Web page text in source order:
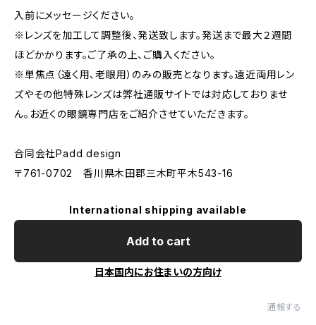
入前にメッセージください。
※レンズを加工して調整後、発送致します。発送まで最大２週間
ほどかかります。ご了承の上、ご購入ください。
※単焦点（遠く用、老眼用）のみの販売となります。遠近両用レン
ズやその他特殊レンズは弊社通販サイトでは対応しておりませ
ん。お近くの眼鏡専門店をご紹介させていただきます。
合同会社Padd design
〒761-0702 香川県木田郡三木町平木543-16
International shipping available
Add to cart
日本国内にお住まいの方向け
通報する